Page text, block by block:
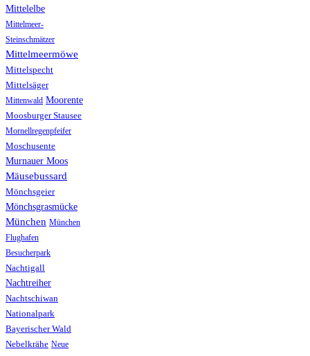
Mittelelbe
Mittelmeer-
Steinschmätzer
Mittelmeermöwe
Mittelspecht
Mittelsäger
Mittenwald Moorente
Moosburger Stausee
Mornellregenpfeifer
Moschusente
Murnauer Moos
Mäusebussard
Mönchsgeier
Mönchsgrasmücke
München München
Flughafen
Besucherpark
Nachtigall
Nachtreiher
Nachtschiwan
Nationalpark
Bayerischer Wald
Nebelkrähe Neue